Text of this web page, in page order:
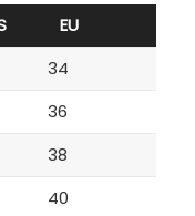
EU
34
36
38
40